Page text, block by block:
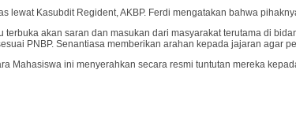
lewat Kasubdit Regident, AKBP. Ferdi mengatakan bahwa
terbuka akan saran dan masukan dari masyarakat terutama di
PNBP. Senantiasa memberikan arahan kepada jajaran agar
Mahasiswa ini menyerahkan secara resmi tuntutan mereka